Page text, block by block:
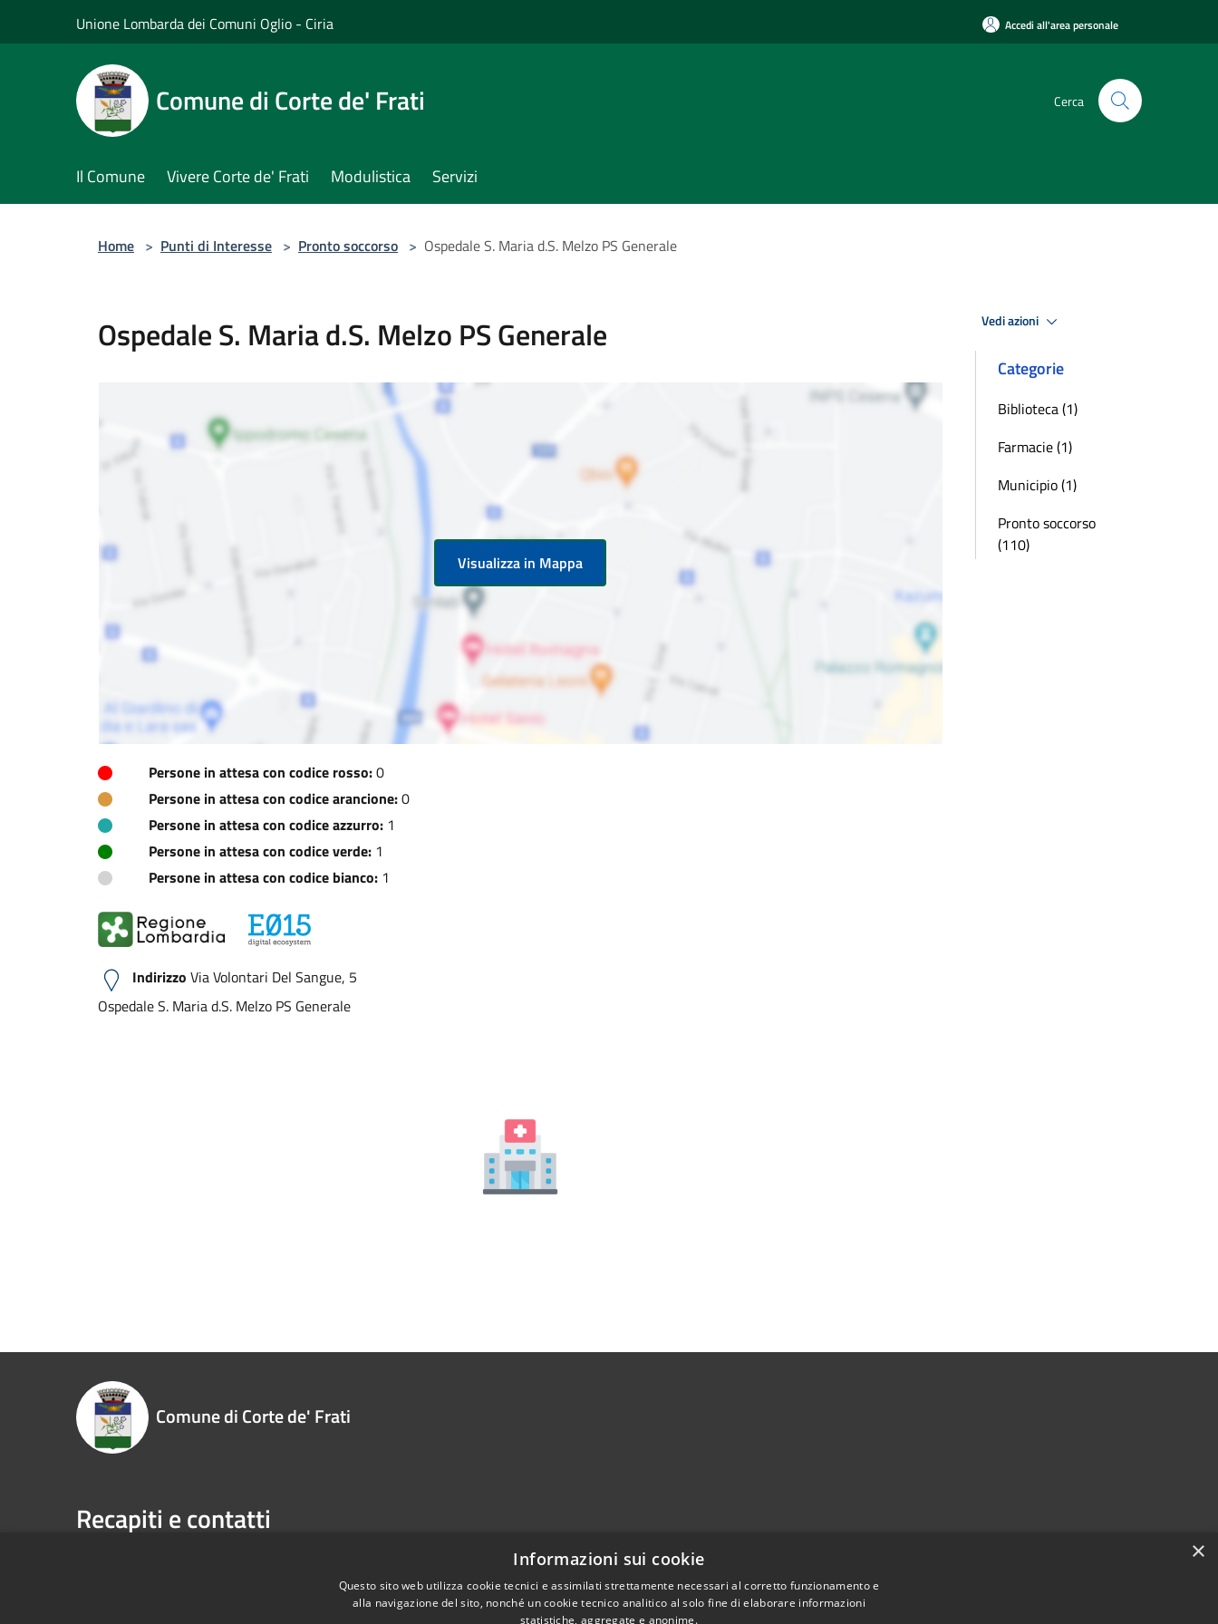
Unione Lombarda dei Comuni Oglio - Ciria Accedi all'area personale
Comune di Corte de' Frati Cerca
Il Comune Vivere Corte de' Frati Modulistica Servizi
Home > Punti di Interesse > Pronto soccorso > Ospedale S. Maria d.S. Melzo PS Generale
Ospedale S. Maria d.S. Melzo PS Generale
Visualizza in Mappa
Persone in attesa con codice rosso:0
Persone in attesa con codice arancione:0
Persone in attesa con codice azzurro: 1
Persone in attesa con codice verde: 1
Persone in attesa con codice bianco: 1
Indirizzo Via Volontari Del Sangue, 5
Ospedale S. Maria d.S. Melzo PS Generale
Vedi azioni
Categorie
Biblioteca (1)
Farmacie (1)
Municipio (1)
Pronto soccorso
(110)
Comune di Corte de' Frati
Recapiti e contatti
0372 93121
Email: info@comune.cortedefrati.cr.it
comune.cortedefrati.cr@pec.it
×
Informazioni sui cookie
Questo sito web utilizza cookie tecnici e assimilati strettamente necessari al corretto funzionamento e
alla navigazione del sito, nonché un cookie tecnico analitico al solo fine di elaborare informazioni
statistiche, aggregate e anonime.